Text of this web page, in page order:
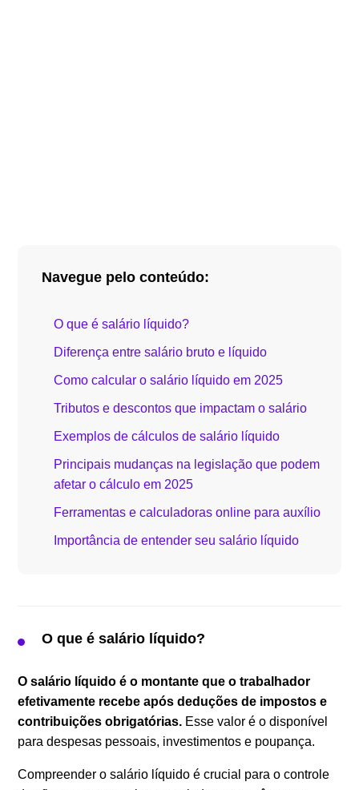
Navegue pelo conteúdo:
O que é salário líquido?
Diferença entre salário bruto e líquido
Como calcular o salário líquido em 2025
Tributos e descontos que impactam o salário
Exemplos de cálculos de salário líquido
Principais mudanças na legislação que podem
afetar o cálculo em 2025
Ferramentas e calculadoras online para auxílio
Importância de entender seu salário líquido
O que é salário líquido?
O salário líquido é o montante que o trabalhador
efetivamente recebe após deduções de impostos e
contribuições obrigatórias. Esse valor é o disponível
para despesas pessoais, investimentos e poupança.
Compreender o salário líquido é crucial para o controle